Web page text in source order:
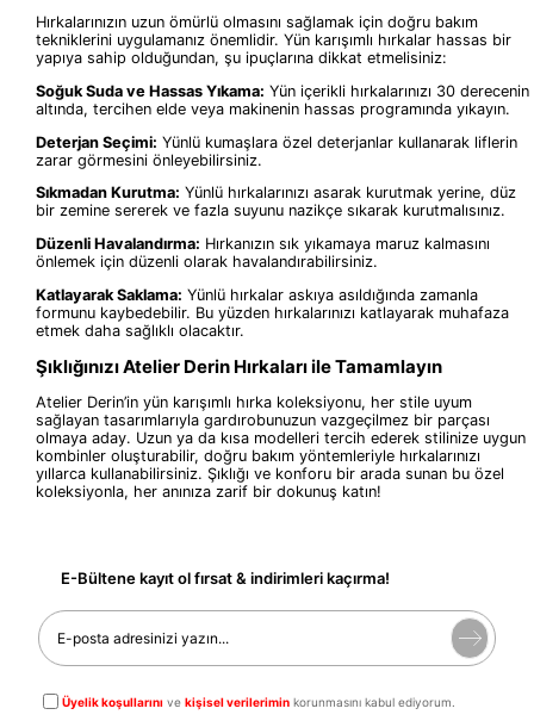
Hırkalarınızın uzun ömürlü olmasını sağlamak için doğru bakım
tekniklerini uygulamanız önemlidir. Yün karışımlı hırkalar hassas bir
yapıya sahip olduğundan, şu ipuçlarına dikkat etmelisiniz:
Soğuk Suda ve Hassas Yıkama: Yün içerikli hırkalarınızı 30 derecenin
altında, tercihen elde veya makinenin hassas programında yıkayın.
Deterjan Seçimi: Yünlü kumaşlara özel deterjanlar kullanarak liflerin
zarar görmesini önleyebilirsiniz.
Sıkmadan Kurutma: Yünlü hırkalarınızı asarak kurutmak yerine, düz
bir zemine sererek ve fazla suyunu nazikçe sıkarak kurutmalısınız.
Düzenli Havalandırma: Hırkanızın sık yıkamaya maruz kalmasını
önlemek için düzenli olarak havalandırabilirsiniz.
Katlayarak Saklama: Yünlü hırkalar askıya asıldığında zamanla
formunu kaybedebilir. Bu yüzden hırkalarınızı katlayarak muhafaza
etmek daha sağlıklı olacaktır.
Şıklığınızı Atelier Derin Hırkaları ile Tamamlayın
Atelier Derin’in yün karışımlı hırka koleksiyonu, her stile uyum
sağlayan tasarımlarıyla gardırobunuzun vazgeçilmez bir parçası
olmaya aday. Uzun ya da kısa modelleri tercih ederek stilinize uygun
kombinler oluşturabilir, doğru bakım yöntemleriyle hırkalarınızı
yıllarca kullanabilirsiniz. Şıklığı ve konforu bir arada sunan bu özel
koleksiyonla, her anınıza zarif bir dokunuş katın!
E-Bültene kayıt ol fırsat & indirimleri kaçırma!
Üyelik koşullarını vekişisel verilerimin korunmasını kabul ediyorum.